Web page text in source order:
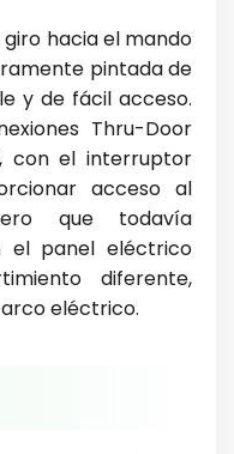
hacia el mando
pintada de
y de fácil acceso.
Thru-Door
con el interruptor
acceso al
que todavía
el panel eléctrico
diferente,
eléctrico.